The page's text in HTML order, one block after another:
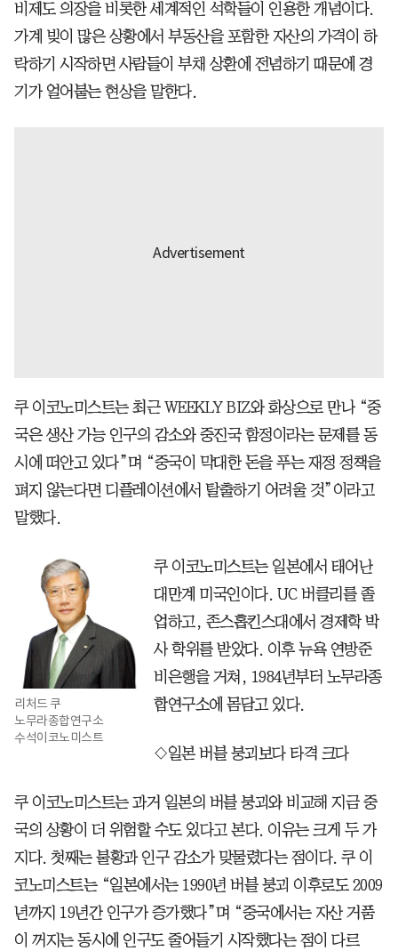
비제도 의장을 비롯한 세계적인 석학들이 인용한 개념이다.
가계 빚이 많은 상황에서 부동산을 포함한 자산의 가격이 하
락하기 시작하면 사람들이 부채 상환에 전념하기 때문에 경
기가 얼어붙는 현상을 말한다.
쿠 이코노미스트는 최근 WEEKLY BIZ와 화상으로 만나 “중
국은 생산 가능 인구의 감소와 중진국 함정이라는 문제를 동
시에 떠안고 있다”며 “중국이 막대한 돈을 푸는 재정 정책을
펴지 않는다면 디플레이션에서 탈출하기 어려울 것”이라고
말했다.
리처드 쿠
노무라종합연구소
수석이코노미스트
쿠 이코노미스트는 일본에서 태어난
대만계 미국인이다. UC 버클리를 졸
업하고, 존스홉킨스대에서 경제학 박
사 학위를 받았다. 이후 뉴욕 연방준
비은행을 거쳐, 1984년부터 노무라종
합연구소에 몸담고 있다.
◇일본 버블 붕괴보다 타격 크다
쿠 이코노미스트는 과거 일본의 버블 붕괴와 비교해 지금 중
국의 상황이 더 위험할 수도 있다고 본다. 이유는 크게 두 가
지다. 첫째는 불황과 인구 감소가 맞물렸다는 점이다. 쿠 이
코노미스트는 “일본에서는 1990년 버블 붕괴 이후로도 2009
년까지 19년간 인구가 증가했다”며 “중국에서는 자산 거품
이 꺼지는 동시에 인구도 줄어들기 시작했다는 점이 다르